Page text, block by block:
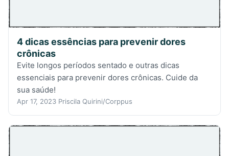
4 dicas essências para prevenir dores
crônicas
Evite longos períodos sentado e outras dicas
essenciais para prevenir dores crônicas. Cuide da
sua saúde!
Apr 17, 2023 Priscila Quirini/Corppus